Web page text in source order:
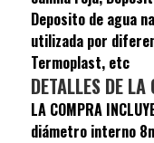
Deposito de agua
utilizada por
Termoplast, etc
DETALLES DE
LA COMPRA
diámetro interno